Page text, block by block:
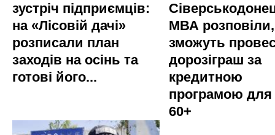
зустріч підприємців:
на «Лісовій дачі»
розписали план
заходів на осінь та
готові його...
МВА
зможуть
дорозіграш за
кредитною
програмою
60+